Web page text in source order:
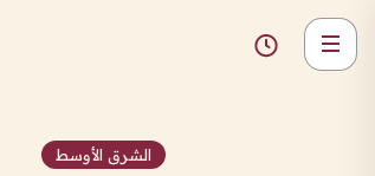
الشرق الأوسط